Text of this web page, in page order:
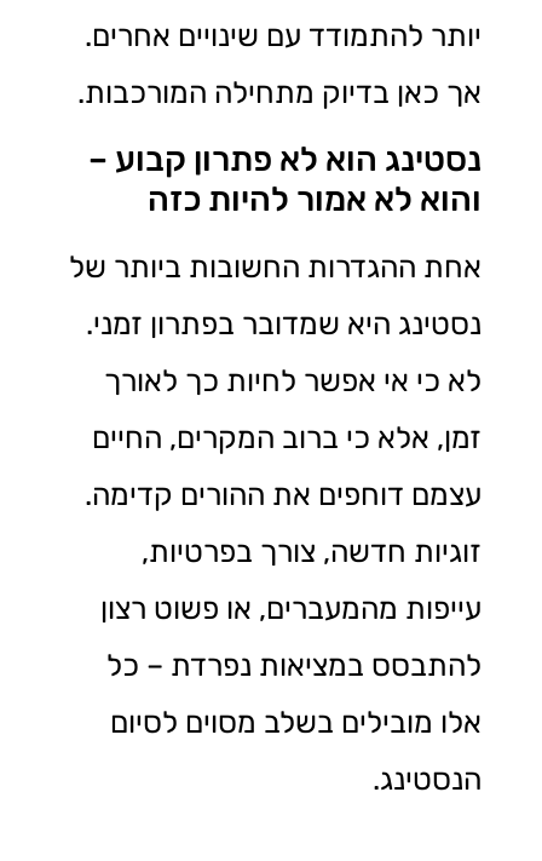
יותר להתמודד עם שינויים אחרים.
אך כאן בדיוק מתחילה המורכבות.
נסטינג הוא לא פתרון קבוע –
והוא לא אמור להיות כזה
אחת ההגדרות החשובות ביותר של
נסטינג היא שמדובר בפתרון זמני.
לא כי אי אפשר לחיות כך לאורך
זמן, אלא כי ברוב המקרים, החיים
עצמם דוחפים את ההורים קדימה.
זוגיות חדשה, צורך בפרטיות,
עייפות מהמעברים, או פשוט רצון
להתבסס במציאות נפרדת – כל
אלו מובילים בשלב מסוים לסיום
הנסטינג.